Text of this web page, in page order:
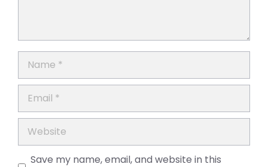
Name
Email
Website
Save my name, email, and website in this